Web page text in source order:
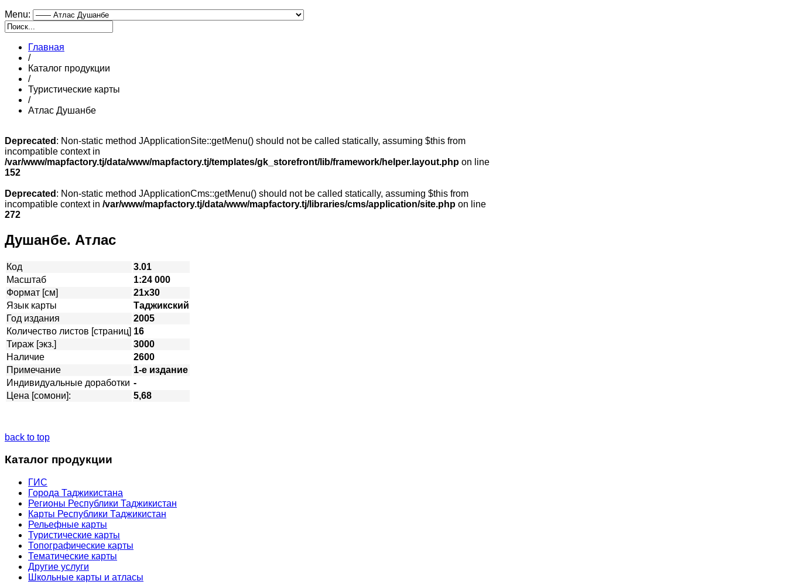
Menu:
Главная
/
Каталог продукции
/
Туристические карты
/
Атлас Душанбе
Deprecated : Non-static method JApplicationSite::getMenu() should not be called statically, assuming $this from
incompatible context in
/var/www/mapfactory.tj/data/www/mapfactory.tj/templates/gk_storefront/lib/framework/helper.layout.php on line
152
Deprecated : Non-static method JApplicationCms::getMenu() should not be called statically, assuming $this from
incompatible context in /var/www/mapfactory.tj/data/www/mapfactory.tj/libraries/cms/application/site.php on line
272
Душанбе. Атлас
Код
3.01
Масштаб
1:24 000
Формат [см]
21х30
Язык карты
Таджикский
Год издания
2005
Количество листов [страниц] 16
Тираж [экз.]
3000
Наличие
2600
Примечание
1-е издание
Индивидуальные доработки -
Цена [сомони]:
5,68
back to top
Каталог продукции
ГИС
Города Таджикистана
Регионы Республики Таджикистан
Карты Республики Таджикистан
Рельефные карты
Туристические карты
Топографические карты
Тематические карты
Другие услуги
Школьные карты и атласы